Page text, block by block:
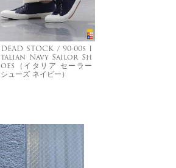
DEAD STOCK / 90-00s I
talian Navy Sailor Sh
oes（イタリア セーラー
シューズ ネイビー）